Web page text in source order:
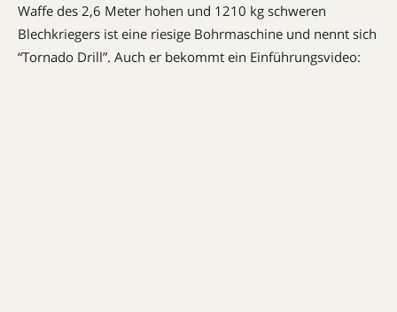
Waffe des 2,6 Meter hohen und 1210 kg schweren
Blechkriegers ist eine riesige Bohrmaschine und nennt sich
“Tornado Drill”. Auch er bekommt ein Einführungsvideo: